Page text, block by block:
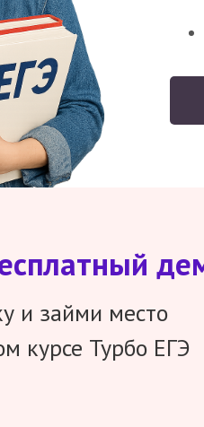
и займи место
курсе Турбо ЕГЭ